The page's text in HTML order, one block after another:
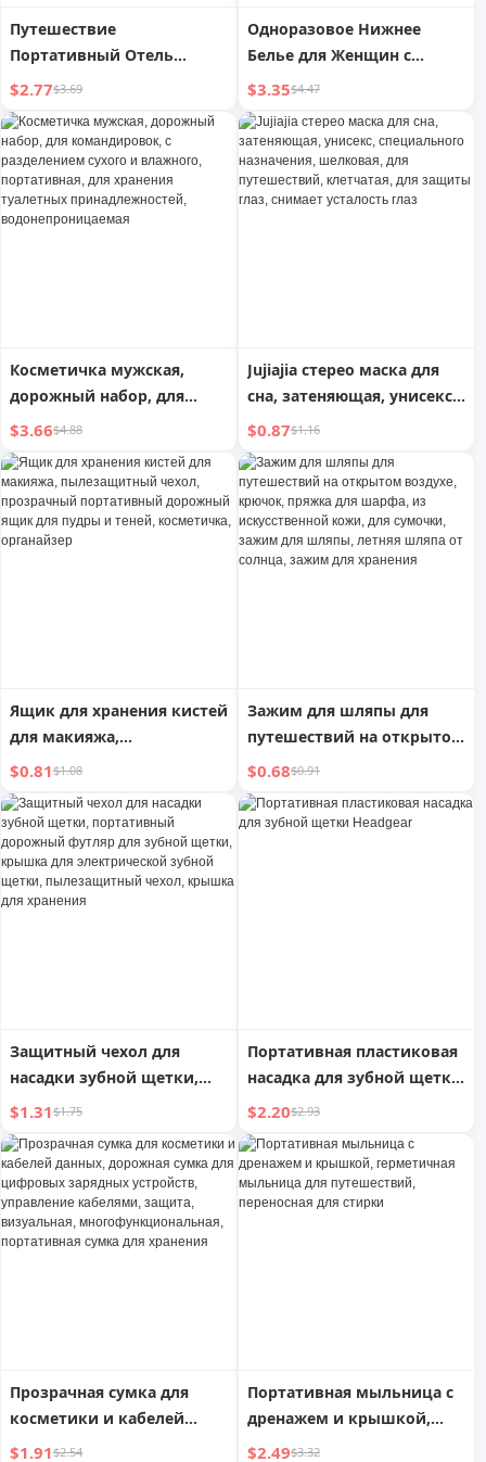
Путешествие
Портативный Отель
Бизнес Поездка Внутри
Комнатный
Ветрозащитный Шнур
$2.77$3.69
Одноразовое Нижнее
Белье для Женщин с
Широкими Бедрами из
Чистого Хлопка для
Путешествий,
Одноразовые Треугольные
Трусики для Беременных
$3.35$4.47
Косметичка мужская,
дорожный набор, для
командировок, с
разделением сухого и
влажного, портативная,
для хранения туалетных
принадлежностей,
водонепроницаемая
$3.66$4.88
Jujiajia стерео маска для
сна, затеняющая, унисекс,
специального назначения,
шелковая, для
путешествий, клетчатая,
для защиты глаз, снимает
усталость глаз
$0.87$1.16
Ящик для хранения кистей
для макияжа,
пылезащитный чехол,
прозрачный портативный
дорожный ящик для
пудры и теней,
косметичка, органайзер
$0.81$1.08
Зажим для шляпы для
путешествий на открытом
воздухе, крючок, пряжка
для шарфа, из
искусственной кожи, для
$0.68$0.91
Защитный чехол для
насадки зубной щетки,
портативный дорожный
футляр для зубной щетки,
крышка для
электрической зубной
щетки, пылезащитный
чехол, крышка для
$1.31$1.75
Портативная пластиковая
насадка для зубной щетки
Headgear
$2.20$2.93
Прозрачная сумка для
косметики и кабелей
данных, дорожная сумка
$1.91$2.54
Портативная мыльница с
дренажем и крышкой,
герметичная мыльница
$2.49$3.32